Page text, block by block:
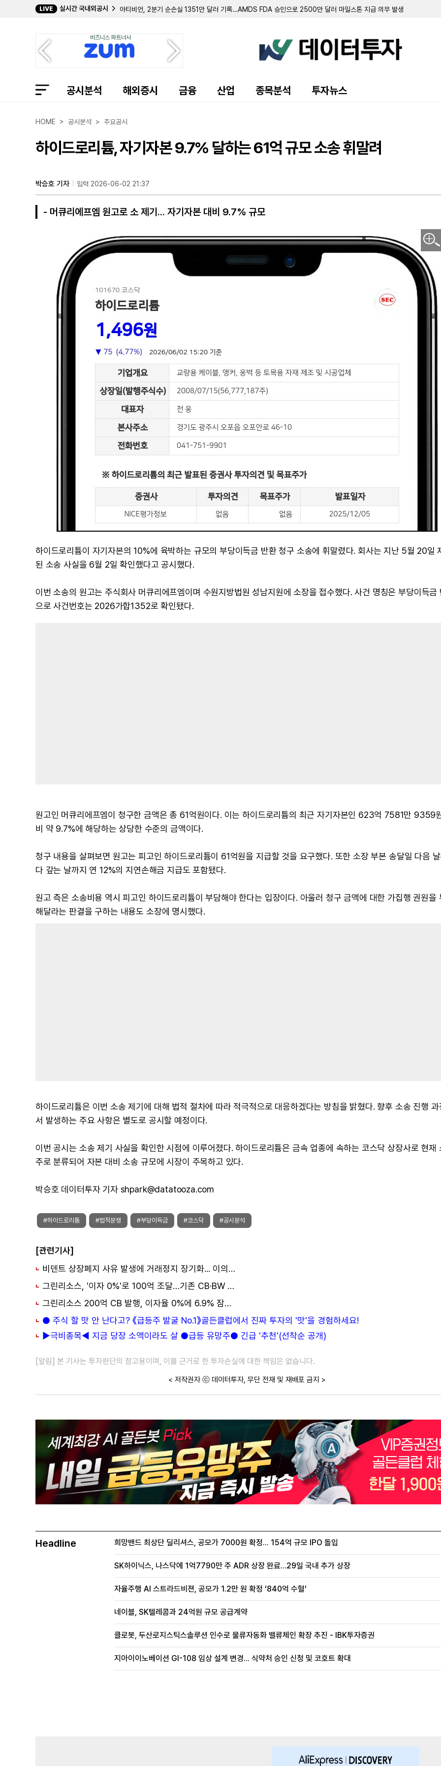
LIVE 실시간 국내외공시
아티비언, 2분기 순손실 1351만 달러 기록…AMDS FDA 승인으로 2500만 달러 마일스톤 지급 의무 발생
프랭클린 리소시스, 자회사 통해 프랭클린 BSP 렌딩 펀드 지분 38.7% 보유
비콘 파이낸셜, 2분기 순이익 6442만 달러... 전년비 192.5% 급증
인그리디언, 인도 산스타 지분 9% 인수 및 JV 설립... 테이트 앤 라일 인수용 42억 달러 규모 자금 조달안 확보
넥스타 미디어, 테그나 인수 후속 소송으로 '예비적 금지명령' 항소…지분 반환 청구권 행사도 직면
헤리티지 인슈어런스, 상반기 순이익 9819만 달러…전년비 25.1% 증가
비즈니스 파트너사
공시분석 해외증시 금융 산업 종목분석 투자뉴스
HOME > 공시분석 > 주요공시
하이드로리튬, 자기자본 9.7% 달하는 61억 규모 소송 휘말려
박승호 기자 입력 2026-06-02 21:37
- 머큐리에프엠 원고로 소 제기... 자기자본 대비 9.7% 규모
하이드로리튬이 자기자본의 10%에 육박하는 규모의 부당이득금 반환 청구 소송에 휘말렸다. 회사는 지난 5월 20일
된 소송 사실을 6월 2일 확인했다고 공시했다.
이번 소송의 원고는 주식회사 머큐리에프엠이며 수원지방법원 성남지원에 소장을 접수했다. 사건 명칭은 부당이득금
으로 사건번호는 2026가합1352로 확인됐다.
원고인 머큐리에프엠이 청구한 금액은 총 61억원이다. 이는 하이드로리튬의 최근 자기자본인 623억 7581만 9359
비 약 9.7%에 해당하는 상당한 수준의 금액이다.
청구 내용을 살펴보면 원고는 피고인 하이드로리튬이 61억원을 지급할 것을 요구했다. 또한 소장 부본 송달일 다음 날
다 갚는 날까지 연 12%의 지연손해금 지급도 포함됐다.
원고 측은 소송비용 역시 피고인 하이드로리튬이 부담해야 한다는 입장이다. 아울러 청구 금액에 대한 가집행 권원을
해달라는 판결을 구하는 내용도 소장에 명시했다.
하이드로리튬은 이번 소송 제기에 대해 법적 절차에 따라 적극적으로 대응하겠다는 방침을 밝혔다. 향후 소송 진행 과
서 발생하는 주요 사항은 별도로 공시할 예정이다.
이번 공시는 소송 제기 사실을 확인한 시점에 이루어졌다. 하이드로리튬은 금속 업종에 속하는 코스닥 상장사로 현재
주로 분류되어 자본 대비 소송 규모에 시장이 주목하고 있다.
박승호 데이터투자 기자 shpark@datatooza.com
#하이드로리튬 #법적분쟁 #부당이득금 #코스닥 #공시분석
[관련기사]
비덴트 상장폐지 사유 발생에 거래정지 장기화... 이의신청 결과 나올 때까지 묶인다
그린리소스, '이자 0%'로 100억 조달…기존 CB·BW 콜옵션 행사 자금 확보
그린리소스 200억 CB 발행, 이자율 0%에 6.9% 잠재물량 발생
● 주식 할 맛 안 난다고? 《급등주 발굴 No.1》골든클럽에서 진짜 투자의 '맛'을 경험하세요!
▶극비종목◀ 지금 당장 소액이라도 살 ●급등 유망주● 긴급 '추천'(선착순 공개)
[알림] 본 기사는 투자판단의 참고용이며, 이를 근거로 한 투자손실에 대한 책임은 없습니다.
< 저작권자 ⓒ 데이터투자, 무단 전재 및 재배포 금지 >
Headline 희망밴드 최상단 딜리셔스, 공모가 7000원 확정... 154억 규모 IPO 돌입
SK하이닉스, 나스닥에 1억7790만 주 ADR 상장 완료…29일 국내 추가 상장
자율주행 AI 스트라드비젼, 공모가 1.2만 원 확정 ‘840억 수혈’
네이블, SK텔레콤과 24억원 규모 공급계약
클로봇, 두산로지스틱스솔루션 인수로 물류자동화 밸류체인 확장 추진 - IBK투자증권
지아이이노베이션 GI-108 임상 설계 변경... 식약처 승인 신청 및 코호트 확대